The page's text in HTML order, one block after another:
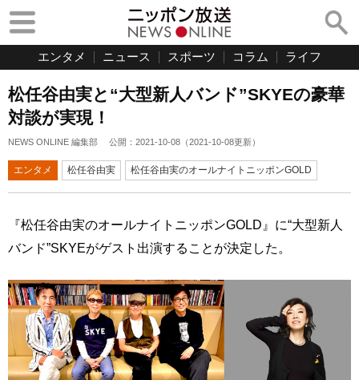
エンタメ ニュース スポーツ コラム ライフ
松任谷由実と“大型新人バンド”SKYEの豪華
対談が実現！
NEWS ONLINE 編集部 公開： 2021-10-08 （2021-10-08更新）
エンタメ 松任谷由実 松任谷由実のオールナイトニッポンGOLD
『松任谷由実のオールナイトニッポンGOLD』に“大型新人
バンド”SKYEがゲスト出演することが決定した。